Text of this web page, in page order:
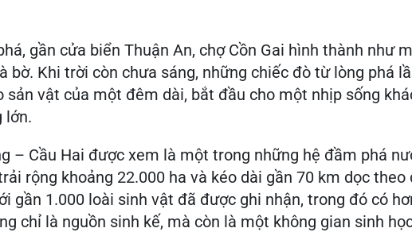
gần cửa biển Thuận An, chợ Cồn Gai hình thành như
bờ. Khi trời còn chưa sáng, những chiếc đò từ lòng phá
sản vật của một đêm dài, bắt đầu cho một nhịp sống
lớn.
– Cầu Hai được xem là một trong những hệ đầm phá
rộng khoảng 22.000 ha và kéo dài gần 70 km dọc theo
gần 1.000 loài sinh vật đã được ghi nhận, trong đó có
chỉ là nguồn sinh kế, mà còn là một không gian sinh